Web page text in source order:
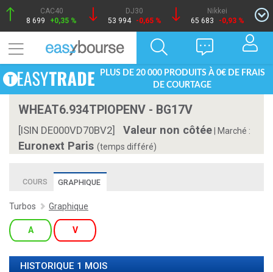
CAC40
8 699
+0,35 %
DJ30
53 994 -0,65 %
Nikkei
65 683
-0,93 %
PLUS DE 20 000 PRODUITS À 0€ DE FRAIS
DE COURTAGE
WHEAT6.934TPIOPENV - BG17V
[ISIN DE000VD70BV2] Valeur non côtée Marché :
Euronext Paris (temps différé)
COURS GRAPHIQUE
Turbos Graphique
A V
HISTORIQUE 1 MOIS